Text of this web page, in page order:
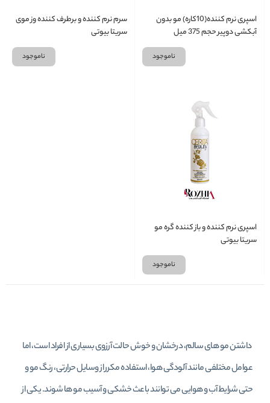
اسپری نرم کننده(10کاره) مو بدون
آبکشی دوپیر حجم 375 میل
ناموجود
سرم نرم کننده و برطرف کننده وز موی
سریتا بیوتی
ناموجود
اسپری نرم کننده و باز کننده گره مو
سریتا بیوتی
ناموجود
داشتن مو های سالم، درخشان و خوش‌ حالت آرزوی بسیاری از افراد است، اما
عوامل مختلفی مانند آلودگی هوا، استفاده مکرر از وسایل حرارتی، رنگ مو و
حتی شرایط آب‌ و هوایی می‌ توانند باعث خشکی و آسیب مو ها شوند. یکی از